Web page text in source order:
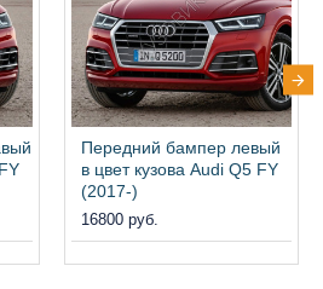
Передний бампер левый
в цвет кузова Audi Q5 FY
(2017-)
16800 руб.